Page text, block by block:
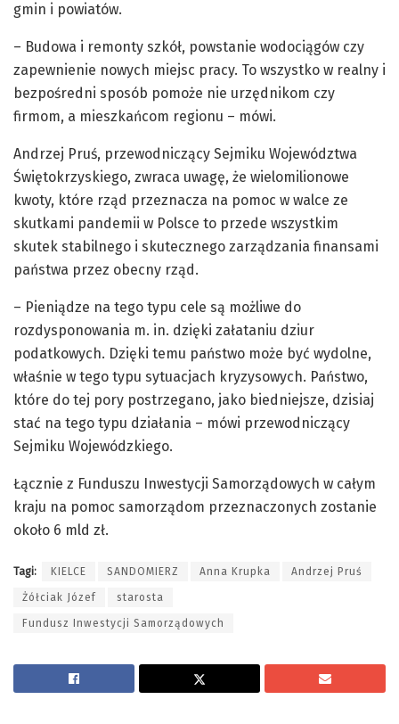
gmin i powiatów.
– Budowa i remonty szkół, powstanie wodociągów czy
zapewnienie nowych miejsc pracy. To wszystko w realny i
bezpośredni sposób pomoże nie urzędnikom czy
firmom, a mieszkańcom regionu – mówi.
Andrzej Pruś, przewodniczący Sejmiku Województwa
Świętokrzyskiego, zwraca uwagę, że wielomilionowe
kwoty, które rząd przeznacza na pomoc w walce ze
skutkami pandemii w Polsce to przede wszystkim
skutek stabilnego i skutecznego zarządzania finansami
państwa przez obecny rząd.
– Pieniądze na tego typu cele są możliwe do
rozdysponowania m. in. dzięki załataniu dziur
podatkowych. Dzięki temu państwo może być wydolne,
właśnie w tego typu sytuacjach kryzysowych. Państwo,
które do tej pory postrzegano, jako biedniejsze, dzisiaj
stać na tego typu działania – mówi przewodniczący
Sejmiku Wojewódzkiego.
Łącznie z Funduszu Inwestycji Samorządowych w całym
kraju na pomoc samorządom przeznaczonych zostanie
około 6 mld zł.
Tagi: KIELCE SANDOMIERZ Anna Krupka Andrzej Pruś
Żółciak Józef starosta
Fundusz Inwestycji Samorządowych